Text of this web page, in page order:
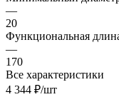
—
20
Функциональная
—
170
Все характеристики
4 344 ₽/шт